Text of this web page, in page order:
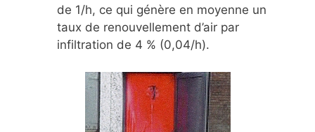
de 1/h, ce qui génère en moyenne un
taux de renouvellement d’air par
infiltration de 4 % (0,04/h).